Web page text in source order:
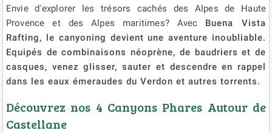
Envie d'explorer les trésors cachés des Alpes de Haute
Provence et des Alpes maritimes? Avec Buena Vista
Rafting, le canyoning devient une aventure inoubliable.
Equipés de combinaisons néoprène, de baudriers et de
casques, venez glisser, sauter et descendre en rappel
dans les eaux émeraudes du Verdon et autres torrents.
Découvrez nos 4 Canyons Phares Autour de
Castellane